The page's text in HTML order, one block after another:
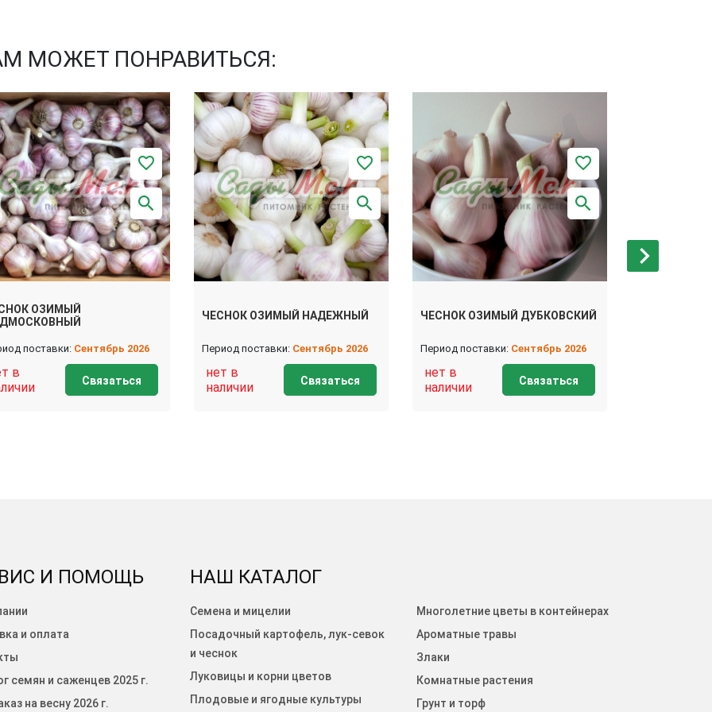
МОЖЕТ ПОНРАВИТЬСЯ:
ОЗИМЫЙ
поставки: Сентябрь 2026
в
Связаться
ЧЕСНОК ОЗИМЫЙ НАДЕЖНЫЙ
Период поставки: Сентябрь 2026
нет в
наличии
Связаться
ЧЕСНОК ОЗИМЫЙ ДУБКОВСКИЙ
Период поставки: Сентябрь 2026
нет в
наличии
Связаться
И ПОМОЩЬ
и оплата
семян и саженцев 2025 г.
на весну 2026 г.
НАШ КАТАЛОГ
Семена и мицелии
Посадочный картофель, лук-севок
и чеснок
Луковицы и корни цветов
Плодовые и ягодные культуры
Многолетние цветы в контейнерах
Ароматные травы
Злаки
Комнатные растения
Грунт и торф